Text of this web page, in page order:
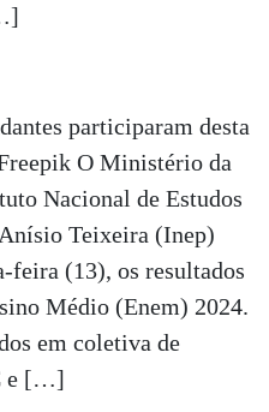
participaram desta
O Ministério da
Nacional de Estudos
Teixeira (Inep)
feira (13), os resultados
Médio (Enem) 2024.
em coletiva de
e […]